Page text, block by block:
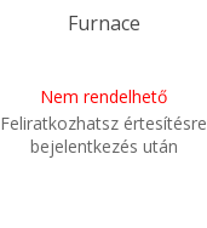
Furnace
Nem rendelhető
Feliratkozhatsz értesítésre
bejelentkezés után